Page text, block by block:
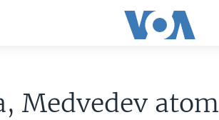
Medvedev